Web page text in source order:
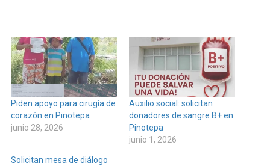
Piden apoyo para cirugía de
corazón en Pinotepa
junio 28, 2026
Auxilio social: solicitan
donadores de sangre B+ en
Pinotepa
junio 1, 2026
Solicitan mesa de diálogo